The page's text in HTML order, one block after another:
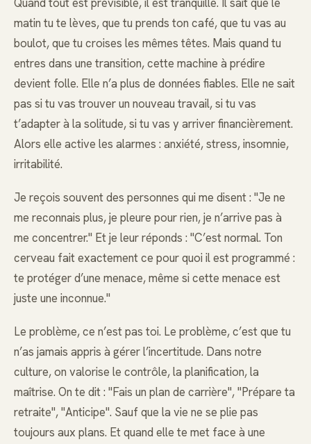
matin tu te lèves, que tu prends ton café, que tu vas au
boulot, que tu croises les mêmes têtes. Mais quand tu
entres dans une transition, cette machine à prédire
devient folle. Elle n’a plus de données fiables. Elle ne sait
pas si tu vas trouver un nouveau travail, si tu vas
t’adapter à la solitude, si tu vas y arriver financièrement.
Alors elle active les alarmes : anxiété, stress, insomnie,
irritabilité.
Je reçois souvent des personnes qui me disent : "Je ne
me reconnais plus, je pleure pour rien, je n’arrive pas à
me concentrer." Et je leur réponds : "C’est normal. Ton
cerveau fait exactement ce pour quoi il est programmé :
te protéger d’une menace, même si cette menace est
juste une inconnue."
Le problème, ce n’est pas toi. Le problème, c’est que tu
n’as jamais appris à gérer l’incertitude. Dans notre
culture, on valorise le contrôle, la planification, la
maîtrise. On te dit : "Fais un plan de carrière", "Prépare ta
retraite", "Anticipe". Sauf que la vie ne se plie pas
toujours aux plans. Et quand elle te met face à une